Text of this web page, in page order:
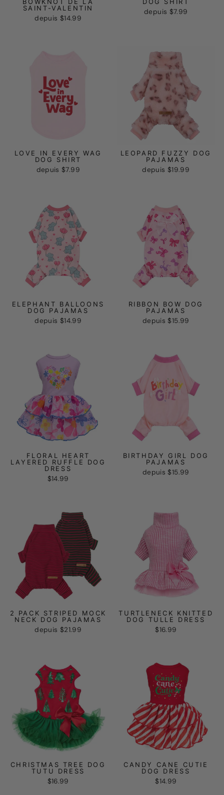
BOWKNOT DE LA
SAINT-VALENTIN
depuis $14.99
DOG SHIRT
depuis $7.99
LOVE IN EVERY WAG
DOG SHIRT
depuis$7.99
LEOPARD FUZZY DOG
PAJAMAS
depuis $19.99
ELEPHANT BALLOONS
DOG PAJAMAS
depuis $14.99
RIBBON BOW DOG
PAJAMAS
depuis$15.99
FLORAL HEART
LAYERED RUFFLE DOG
DRESS
$14.99
BIRTHDAY GIRL DOG
PAJAMAS
depuis$15.99
2 PACK STRIPED MOCK
NECK DOG PAJAMAS
depuis $21.99
TURTLENECK KNITTED
DOG TULLE DRESS
$16.99
CHRISTMAS TREE DOG
TUTU DRESS
$16.99
CANDY CANE CUTIE
DOG DRESS
$14.99